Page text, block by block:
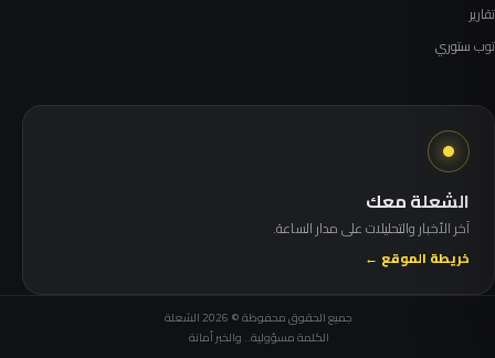
تقارير
توب ستوري
الشعلة معك
آخر الأخبار والتحليلات على مدار الساعة.
خريطة الموقع ←
جميع الحقوق محفوظة © 2026 الشعلة
الكلمة مسؤولية.. والخبر أمانة